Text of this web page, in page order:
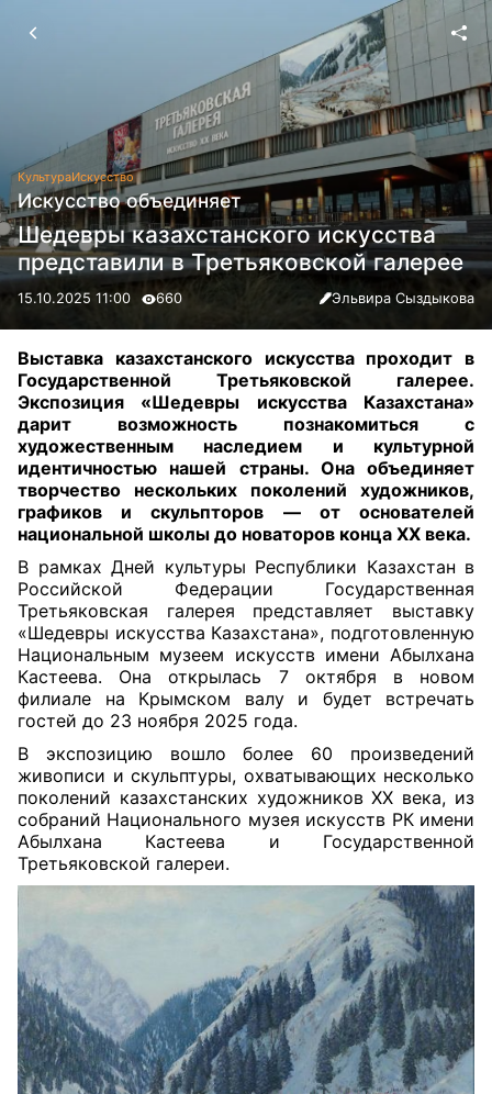
КультураИскусство
Искусство объединяет
Шедевры казахстанского искусства
представили в Третьяковской галерее
15.10.2025 11:00 660 Эльвира Сыздыкова
Выставка казахстанского искусства проходит в
Государственной Третьяковской галерее.
Экспозиция «Шедевры искусства Казахстана»
дарит возможность познакомиться с
художественным наследием и культурной
идентичностью нашей страны. Она объединяет
творчество нескольких поколений художников,
графиков и скульпторов — от основателей
национальной школы до новаторов конца XX века.
В рамках Дней культуры Республики Казахстан в
Российской Федерации Государственная
Третьяковская галерея представляет выставку
«Шедевры искусства Казахстана», подготовленную
Национальным музеем искусств имени Абылхана
Кастеева. Она открылась 7 октября в новом
филиале на Крымском валу и будет встречать
гостей до 23 ноября 2025 года.
В экспозицию вошло более 60 произведений
живописи и скульптуры, охватывающих несколько
поколений казахстанских художников XX века, из
собраний Национального музея искусств РК имени
Абылхана Кастеева и Государственной
Третьяковской галереи.